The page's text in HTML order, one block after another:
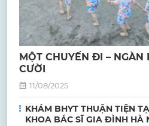
MỘT CHUYẾN ĐI – NGÀN
CƯỜI
11/08/2025
KHÁM BHYT THUẬN TIỆN
KHOA BÁC SĨ GIA ĐÌNH HÀ